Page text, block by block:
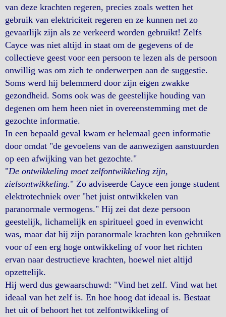
van deze krachten regeren, precies zoals wetten het
gebruik van elektriciteit regeren en ze kunnen net zo
gevaarlijk zijn als ze verkeerd worden gebruikt! Zelfs
Cayce was niet altijd in staat om de gegevens of de
collectieve geest voor een persoon te lezen als de persoon
onwillig was om zich te onderwerpen aan de suggestie.
Soms werd hij belemmerd door zijn eigen zwakke
gezondheid. Soms ook was de geestelijke houding van
degenen om hem heen niet in overeenstemming met de
gezochte informatie.
In een bepaald geval kwam er helemaal geen informatie
door omdat "de gevoelens van de aanwezigen aanstuurden
op een afwijking van het gezochte."
"De ontwikkeling moet zelfontwikkeling zijn,
zielsontwikkeling." Zo adviseerde Cayce een jonge student
elektrotechniek over "het juist ontwikkelen van
paranormale vermogens." Hij zei dat deze persoon
geestelijk, lichamelijk en spiritueel goed in evenwicht
was, maar dat hij zijn paranormale krachten kon gebruiken
voor of een erg hoge ontwikkeling of voor het richten
ervan naar destructieve krachten, hoewel niet altijd
opzettelijk.
Hij werd dus gewaarschuwd: "Vind het zelf. Vind wat het
ideaal van het zelf is. En hoe hoog dat ideaal is. Bestaat
het uit of behoort het tot zelfontwikkeling of